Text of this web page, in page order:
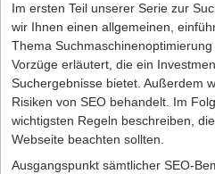
Im ersten Teil unserer Serie zur
wir Ihnen einen allgemeinen,
Thema
Vorzüge er­läutert, die ein
Suchergebnisse bietet. Außerdem
Risiken von SEO behandelt. Im
wichtigsten Regeln beschreiben,
Webseite beachten sollten.
Ausgangspunkt sämtlicher SEO-